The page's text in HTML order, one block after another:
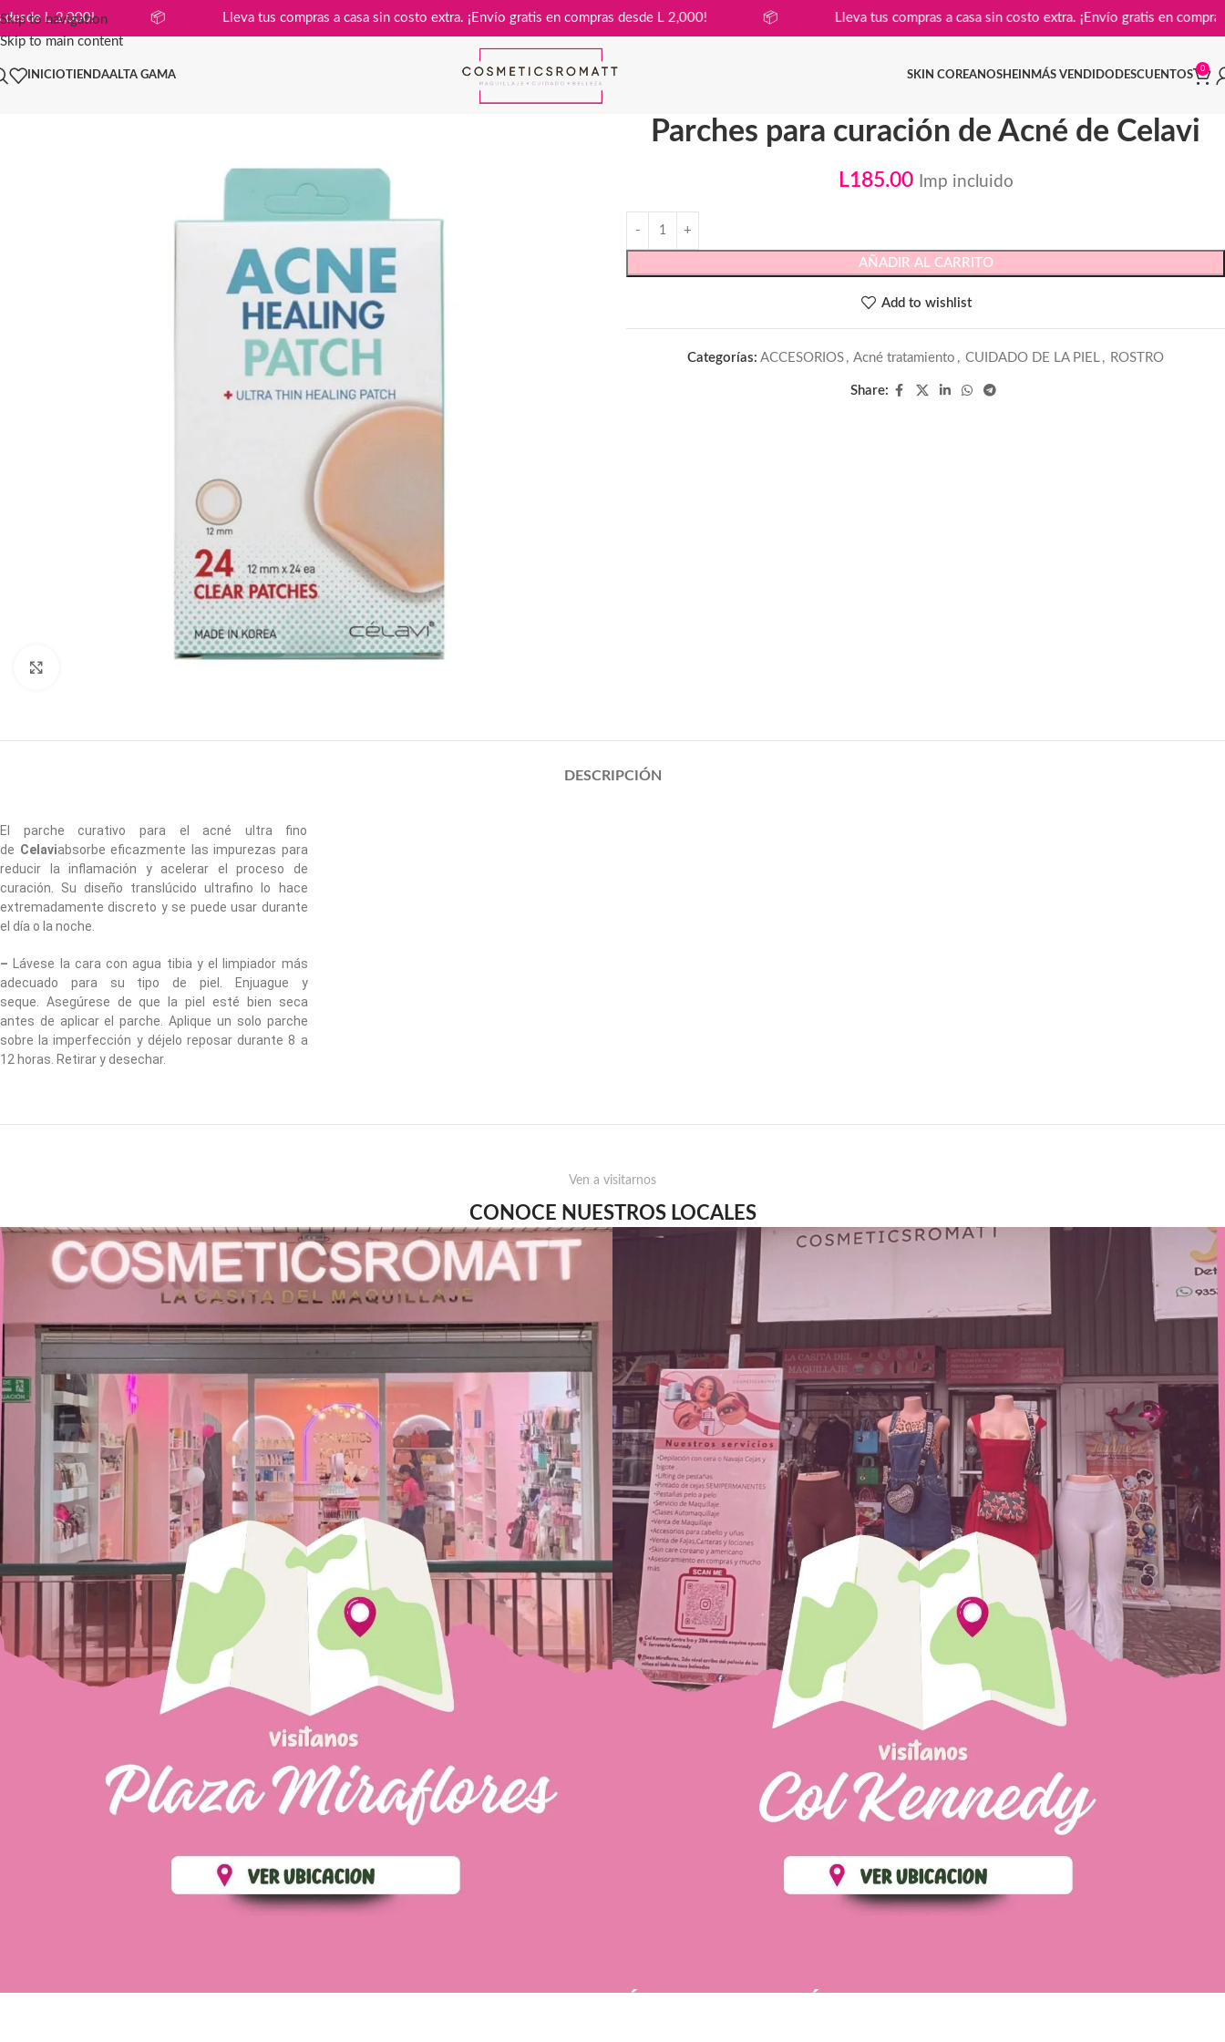
Skip to navigation
Skip to main content
desde L 2,000! Lleva tus compras a casa sin costo extra. ¡Envío gratis en compras desde L 2,000! Lleva tus compras a casa sin costo extra. ¡Envío gratis en
INICIOTIENDAALTA GAMA SKIN COREANOSHEIN MÁS VENDIDO DESCUENTOS
0
Parches para curación de Acné de Celavi
L185.00 Imp incluido
AÑADIR AL CARRITO
Add to wishlist
Categorías: ACCESORIOS , Acné tratamiento , CUIDADO DE LA PIEL , ROSTRO
Share:
DESCRIPCIÓN
El parche curativo para el acné ultra fino
de Celaviabsorbe eficazmente las impurezas para
reducir la inflamación y acelerar el proceso de
curación. Su diseño translúcido ultrafino lo hace
extremadamente discreto y se puede usar durante
el día o la noche.
–
Lávese la cara con agua tibia y el limpiador más
adecuado para su tipo de piel. Enjuague y
seque. Asegúrese de que la piel esté bien seca
antes de aplicar el parche. Aplique un solo parche
sobre la imperfección y déjelo reposar durante 8 a
12 horas. Retirar y desechar.
Ven a visitarnos
CONOCE NUESTROS LOCALES